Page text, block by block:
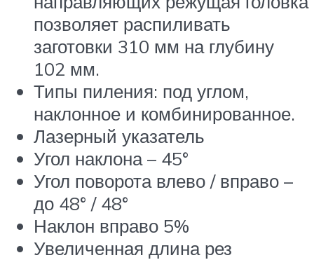
позволяет распиливать
заготовки 310 мм на глубину
102 мм.
Типы пиления: под углом,
наклонное и комбинированное.
Лазерный указатель
Угол наклона – 45°
Угол поворота влево / вправо –
до 48° / 48°
Наклон вправо 5%
Увеличенная длина рез